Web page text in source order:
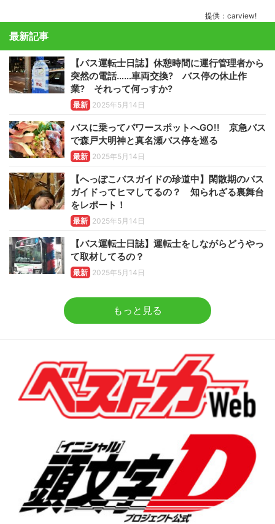
提供：carview!
最新記事
【バス運転士日誌】休憩時間に運行管理者から
突然の電話……車両交換? バス停の休止作
業? それって何っすか?
最新 2025年5月14日
バスに乗ってパワースポットへGO!! 京急バス
で森戸大明神と真名瀬バス停を巡る
最新 2025年5月14日
【へっぽこバスガイドの珍道中】閑散期のバス
ガイドってヒマしてるの？ 知られざる裏舞台
をレポート！
最新 2025年5月14日
【バス運転士日誌】運転士をしながらどうやっ
て取材してるの？
最新 2025年5月14日
もっと見る